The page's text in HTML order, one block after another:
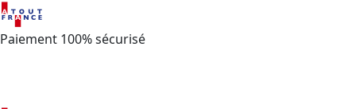
Paiement 100% sécurisé